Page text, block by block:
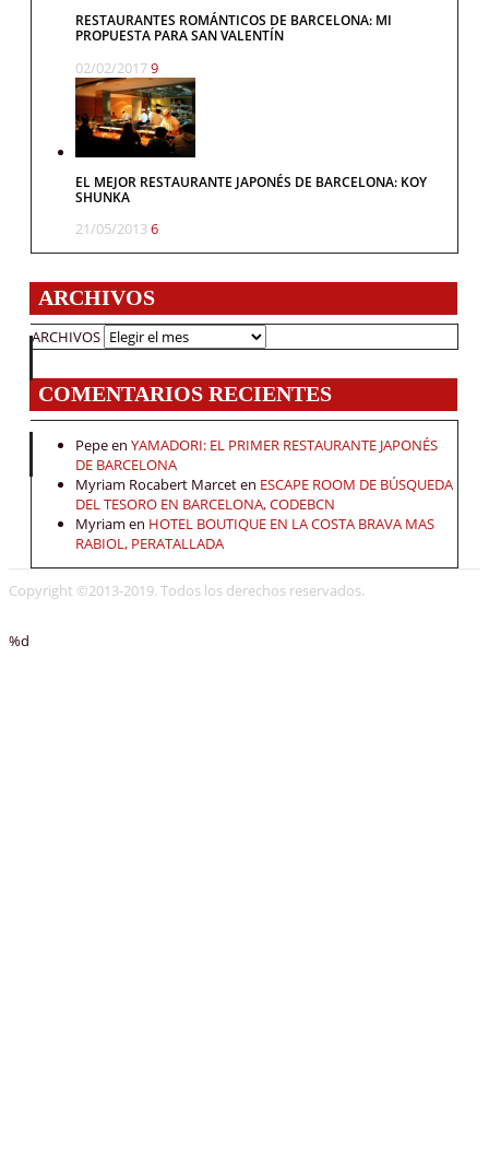
RESTAURANTES ROMÁNTICOS DE BARCELONA: MI
PROPUESTA PARA SAN VALENTÍN
02/02/20179
EL MEJOR RESTAURANTE JAPONÉS DE BARCELONA: KOY
SHUNKA
21/05/20136
ARCHIVOS
ARCHIVOS
COMENTARIOS RECIENTES
Pepeen YAMADORI: EL PRIMER RESTAURANTE JAPONÉS
DE BARCELONA
Myriam Rocabert Marceten ESCAPE ROOM DE BÚSQUEDA
DEL TESORO EN BARCELONA, CODEBCN
Myriam en HOTEL BOUTIQUE EN LA COSTA BRAVA MAS
RABIOL, PERATALLADA
Copyright ©2013-2019. Todos los derechos reservados.
%d